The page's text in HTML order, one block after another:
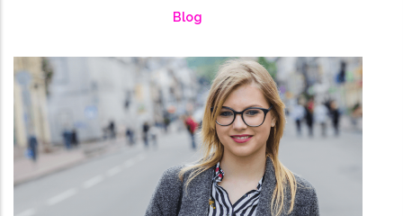
Blog
Temporary Help July 2, 2026
Temporary Help V ČR 2026: Jak Flexibilní
Zaměstnávání Pomáhá Firmám Růst
Číst Dál